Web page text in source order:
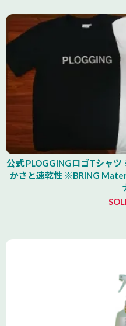
公式 PLOGGINGロゴTシャ
かさと速乾性 ※BRING